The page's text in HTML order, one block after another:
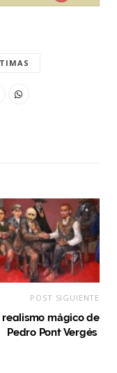
POST SIGUIENTE
realismo mágico de
Pedro Pont Vergés